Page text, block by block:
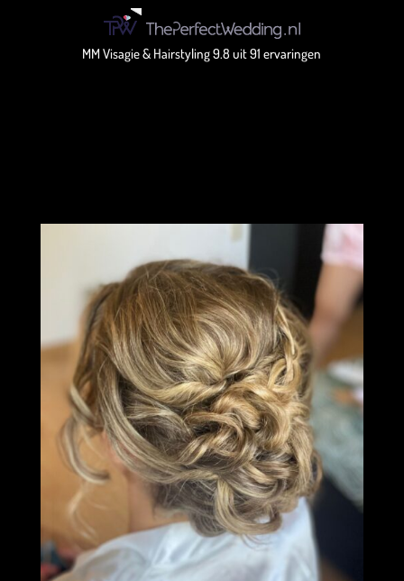
MM Visagie & Hairstyling9.8 uit91 ervaringen